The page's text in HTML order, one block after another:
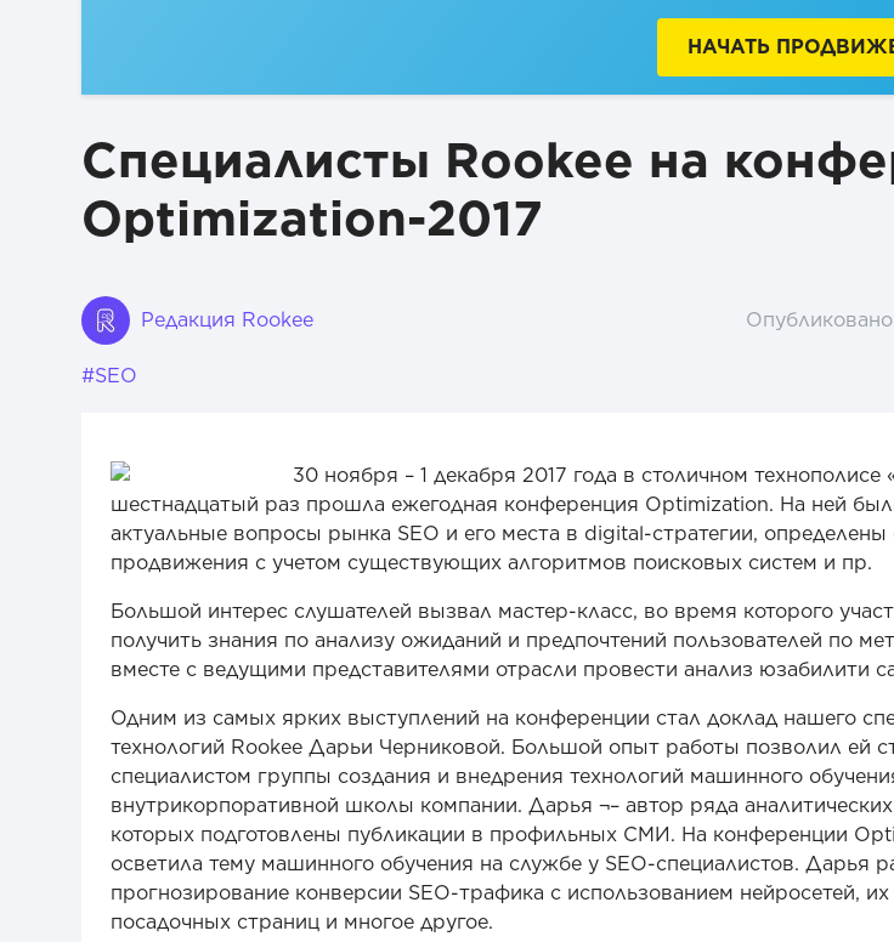
НАЧАТЬ
Специалисты Rookee на
Optimization-2017
Редакция Rookee
#SEO
30 ноября – 1 декабря 2017 года в столичном технополисе
шестнадцатый раз прошла ежегодная конференция Optimization. На ней
актуальные вопросы рынка SEO и его места в digital-стратегии,
продвижения с учетом существующих алгоритмов поисковых систем и пр.
Большой интерес слушателей вызвал мастер-класс, во время которого
получить знания по анализу ожиданий и предпочтений пользователей по
вместе с ведущими представителями отрасли провести анализ юзабилити
Одним из самых ярких выступлений на конференции стал доклад нашего
технологий Rookee Дарьи Черниковой. Большой опыт работы позволил ей
специалистом группы создания и внедрения технологий машинного
внутрикорпоративной школы компании. Дарья ¬– автор ряда
которых подготовлены публикации в профильных СМИ. На конференции
осветила тему машинного обучения на службе у SEO-специалистов. Дарья
прогнозирование конверсии SEO-трафика с использованием нейросетей,
посадочных страниц и многое другое.